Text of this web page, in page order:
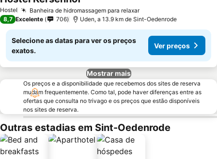
Hostel Banheira de hidromassagem para relaxar
8,7 Excelente 706 Uden, a 13.9 km de Sint-Oedenrode
Selecione as datas para ver os preços
exatos.
Ver preços
Mostrar mais
Os preços e a disponibilidade que recebemos dos sites de reserva
mudam frequentemente. Como tal, pode haver diferenças entre as
ofertas que consulta no trivago e os preços que estão disponíveis
nos sites de reserva.
Outras estadias em Sint-Oedenrode